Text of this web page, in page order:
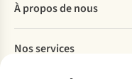
Commander
Payer
Livraison
À propos de nous
Explore More
Nos services